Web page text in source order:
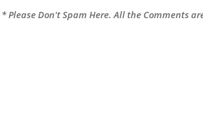
* Please Don't Spam Here. All the Comments